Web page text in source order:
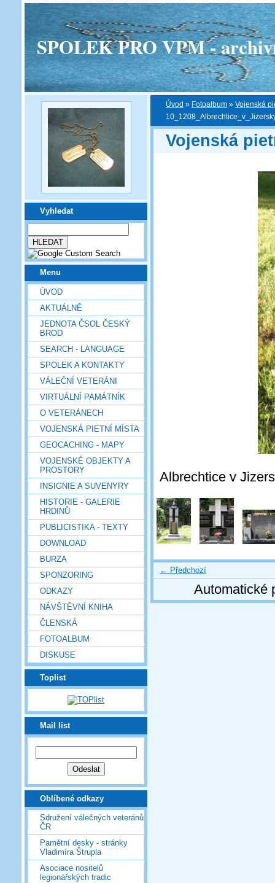
SPOLEK PRO VPM -
Vyhledat
Menu
ÚVOD
AKTUÁLNĚ
JEDNOTA ČSOL ČESKÝ
BROD
SEARCH - LANGUAGE
SPOLEK A KONTAKTY
VÁLEČNÍ VETERÁNI
VIRTUÁLNÍ PAMÁTNÍK
O VETERÁNECH
VOJENSKÁ PIETNÍ MÍSTA
GEOCACHING - MAPY
VOJENSKÉ OBJEKTY A
PROSTORY
INSIGNIE A SUVENYRY
HISTORIE - GALERIE
HRDINŮ
PUBLICISTIKA - TEXTY
DOWNLOAD
BURZA
SPONZORING
ODKAZY
NÁVŠTĚVNÍ KNIHA
ČLENSKÁ
FOTOALBUM
DISKUSE
Toplist
Mail list
Oblíbené odkazy
Sdružení válečných veteránů
ČR
Pamětní desky - stránky
Vladimíra Štrupla
Asociace nositelů
legionářských tradic
Úvod » Fotoalbum » Vojenská
Vojenská
Albrechtice v
← Předchozí
Automatické